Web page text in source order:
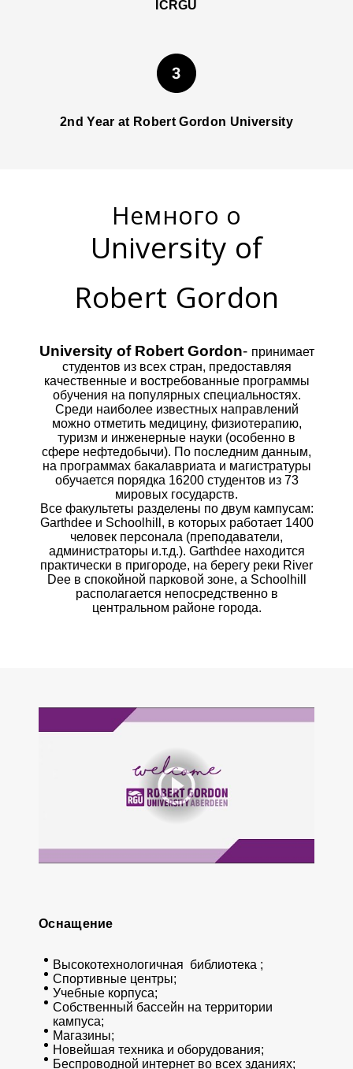
ICRGU
2nd Year at Robert Gordon University
Немного о
University of
Robert Gordon
University of Robert Gordon- принимает
студентов из всех стран, предоставляя
качественные и востребованные программы
обучения на популярных специальностях.
Среди наиболее известных направлений
можно отметить медицину, физиотерапию,
туризм и инженерные науки (особенно в
сфере нефтедобычи). По последним данным,
на программах бакалавриата и магистратуры
обучается порядка 16200 студентов из 73
мировых государств.
Все факультеты разделены по двум кампусам:
Garthdee и Schoolhill, в которых работает 1400
человек персонала (преподаватели,
администраторы и.т.д.). Garthdee находится
практически в пригороде, на берегу реки River
Dee в спокойной парковой зоне, а Schoolhill
располагается непосредственно в
центральном районе города.
Оснащение
Высокотехнологичная библиотека ;
Спортивные центры;
Учебные корпуса;
Собственный бассейн на территории
кампуса;
Магазины;
Новейшая техника и оборудования;
Беспроводной интернет во всех зданиях;